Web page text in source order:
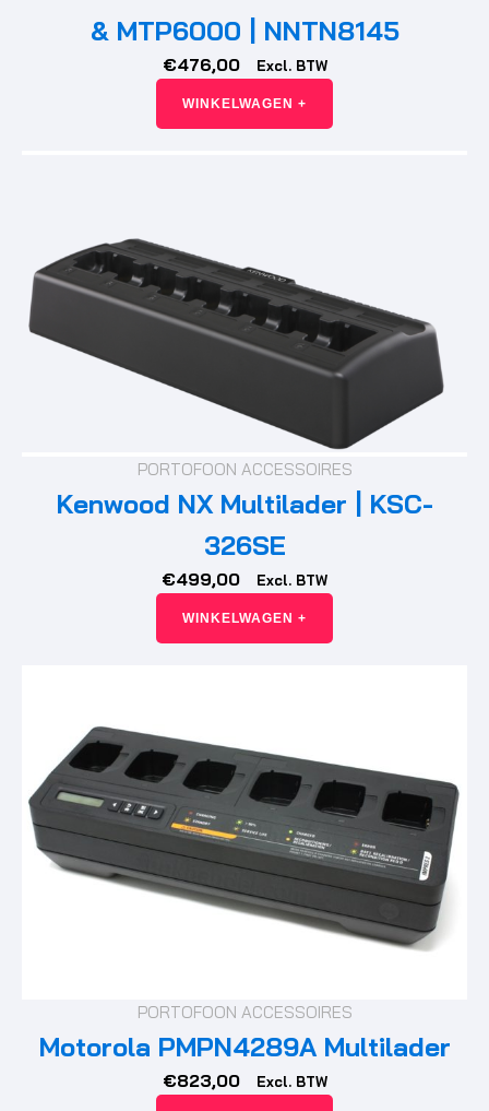
& MTP6000 | NNTN8145
€476,00 Excl. BTW
WINKELWAGEN +
PORTOFOON ACCESSOIRES
Kenwood NX Multilader | KSC-
326SE
€499,00 Excl. BTW
WINKELWAGEN +
PORTOFOON ACCESSOIRES
Motorola PMPN4289A Multilader
€823,00 Excl. BTW